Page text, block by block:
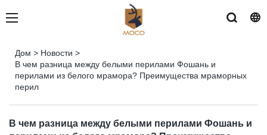
Дом > Новости >
В чем разница между белыми перилами Фошань и
перилами из белого мрамора? Преимущества мраморных
перил
В чем разница между белыми перилами Фошань и